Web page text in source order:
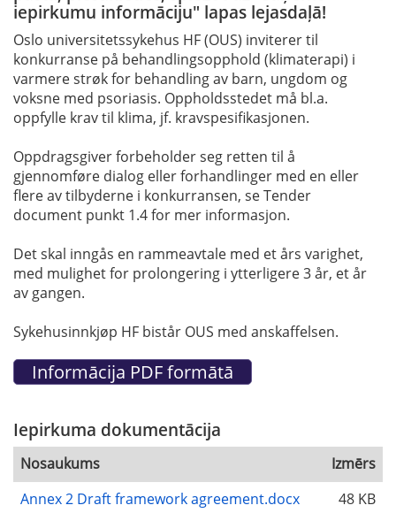
iepirkumu informāciju" lapas lejasdaļā!
Oslo universitetssykehus HF (OUS) inviterer til
konkurranse på behandlingsopphold (klimaterapi) i
varmere strøk for behandling av barn, ungdom og
voksne med psoriasis. Oppholdsstedet må bl.a.
oppfylle krav til klima, jf. kravspesifikasjonen.
Oppdragsgiver forbeholder seg retten til å
gjennomføre dialog eller forhandlinger med en eller
flere av tilbyderne i konkurransen, se Tender
document punkt 1.4 for mer informasjon.
Det skal inngås en rammeavtale med et års varighet,
med mulighet for prolongering i ytterligere 3 år, et år
av gangen.
Sykehusinnkjøp HF bistår OUS med anskaffelsen.
Iepirkuma dokumentācija
Nosaukums
Izmērs
Annex 2 Draft framework agreement.docx
48 KB